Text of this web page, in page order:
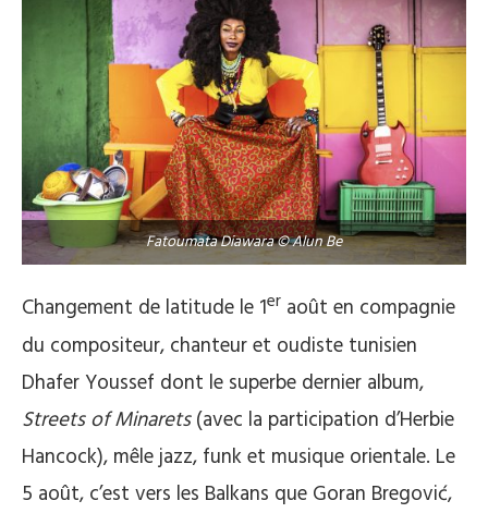
Fatoumata Diawara © Alun Be
Changement de latitude le 1er août en compagnie
du compositeur, chanteur et oudiste tunisien
Dhafer Youssef dont le superbe dernier album,
Streets of Minarets(avec la participation d’Herbie
Hancock), mêle jazz, funk et musique orientale. Le
5 août, c’est vers les Balkans que Goran Bregović,